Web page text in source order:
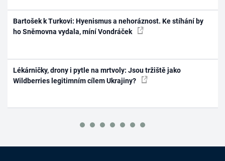
Bartošek k Turkovi: Hyenismus a nehoráznost. Ke stíhání by
ho Sněmovna vydala, míní Vondráček
Lékárničky, drony i pytle na mrtvoly: Jsou tržiště jako
Wildberries legitimním cílem Ukrajiny?